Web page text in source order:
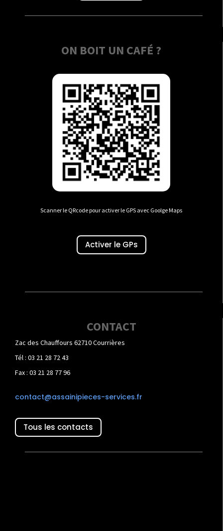
ON BOIT UN CAFÉ ?
Scanner le QRcode pour activer le GPS avec Goolge Maps
Activer le GPs
CONTACT
Zac des Chauffours 62710 Courrières
Tél : 03 21 28 72 43
Fax : 03 21 28 77 96
contact@assainipieces-services.fr
Tous les contacts